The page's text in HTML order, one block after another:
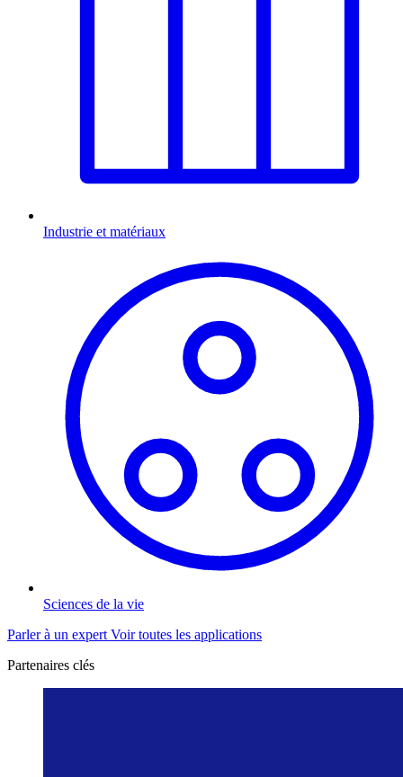
Industrie et matériaux
Sciences de la vie
Parler à un expert Voir toutes les applications
Partenaires clés